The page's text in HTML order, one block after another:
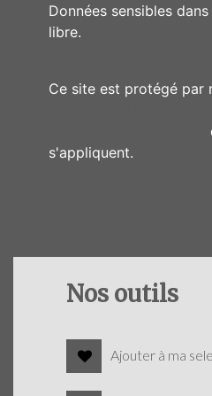
Données sensibles
libre.
Ce site est protégé par
s'appliquent.
Nos outils
Ajouter à ma